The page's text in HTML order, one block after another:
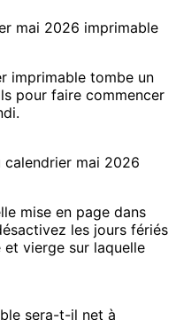
mai 2026 imprimable
imprimable tombe un
pour faire commencer
mai 2026
mise en page dans
les jours fériés
vierge sur laquelle
sera-t-il net à